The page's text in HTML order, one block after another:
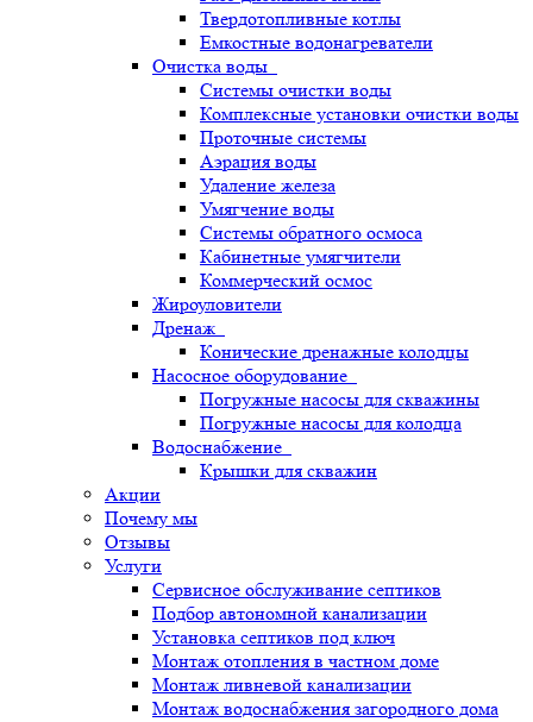
Твердотопливные котлы
Емкостные водонагреватели
Очистка воды
Системы очистки воды
Комплексные установки очистки воды
Проточные системы
Аэрация воды
Удаление железа
Умягчение воды
Системы обратного осмоса
Кабинетные умягчители
Коммерческий осмос
Жироуловители
Дренаж
Конические дренажные колодцы
Насосное оборудование
Погружные насосы для скважины
Погружные насосы для колодца
Водоснабжение
Крышки для скважин
Акции
Почему мы
Отзывы
Услуги
Сервисное обслуживание септиков
Подбор автономной канализации
Установка септиков под ключ
Монтаж отопления в частном доме
Монтаж ливневой канализации
Монтаж водоснабжения загородного дома